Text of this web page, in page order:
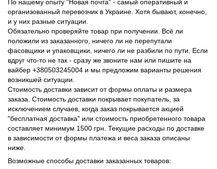
По нашему опыту "Новая почта" - самый оперативный и
организованный перевозчик в Украине. Хотя бывают, конечно,
и у них разные ситуации.
Обязательно проверяйте товар при получении. Всё ли
положили из заказанного, ничего ли не перепутали
фасовщики и упаковщики, ничего ли не разбили по пути. Если
вдруг что-то не так - сразу же звоните нам или пишите на
вайбер +380503245004 и мы предложим варианты решения
возникшей ситуации.
Стоимость доставки зависит от формы оплаты и размера
заказа. Стоимость доставки покрывает покупатель, за
исключением случаев, когда заказ покрывается акцией
"бесплатная доставка" или стоимость приобретенного товара
составляет минимум 1500 грн. Текущие расходы по доставке
в зависимости от формы платежа и веса заказа описаны
ниже.
Возможные способы доставки заказанных товаров: